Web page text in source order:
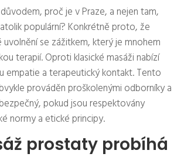
proč je v Praze, a nejen tam,
populární? Konkrétně proto, že
uvolnění se zážitkem, který je mnohem
terapií. Oproti klasické masáži nabízí
empatie a terapeutický kontakt. Tento
prováděn proškolenými odborníky a
pokud jsou respektovány
normy a etické principy.
prostaty probíhá